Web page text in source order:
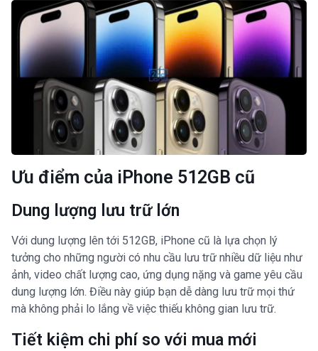
Ưu điểm của iPhone 512GB cũ
Dung lượng lưu trữ lớn
Với dung lượng lên tới 512GB, iPhone cũ là lựa chọn lý
tưởng cho những người có nhu cầu lưu trữ nhiều dữ liệu như
ảnh, video chất lượng cao, ứng dụng nặng và game yêu cầu
dung lượng lớn. Điều này giúp bạn dễ dàng lưu trữ mọi thứ
mà không phải lo lắng về việc thiếu không gian lưu trữ.
Tiết kiệm chi phí so với mua mới